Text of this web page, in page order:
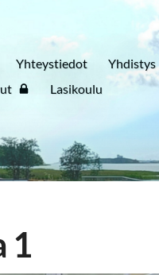
Yhteystiedot Yhdistys
Lasikoulu
1